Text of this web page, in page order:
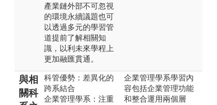
產業鏈外部不可忽視
的環境永續議題也可
以透過多元的學習管
道提前了解相關知
識，以利未來學程上
更加融匯貫通。
與相
關科
科管優勢：差異化的
跨系結合
企業管理學系：注重
企業管理學系學習內
容包括企業管理功能
和整合運用兩個層